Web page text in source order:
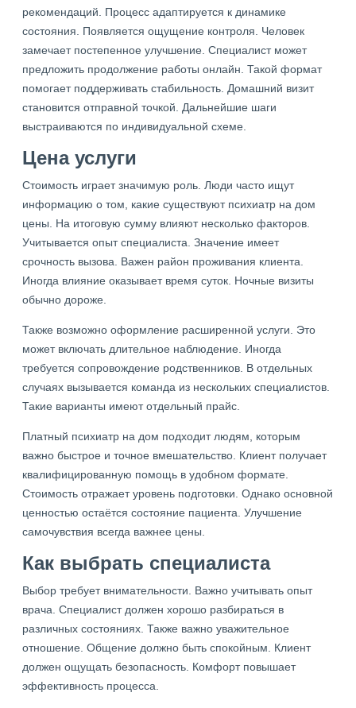
рекомендаций. Процесс адаптируется к динамике
состояния. Появляется ощущение контроля. Человек
замечает постепенное улучшение. Специалист может
предложить продолжение работы онлайн. Такой формат
помогает поддерживать стабильность. Домашний визит
становится отправной точкой. Дальнейшие шаги
выстраиваются по индивидуальной схеме.
Цена услуги
Стоимость играет значимую роль. Люди часто ищут
информацию о том, какие существуют психиатр на дом
цены. На итоговую сумму влияют несколько факторов.
Учитывается опыт специалиста. Значение имеет
срочность вызова. Важен район проживания клиента.
Иногда влияние оказывает время суток. Ночные визиты
обычно дороже.
Также возможно оформление расширенной услуги. Это
может включать длительное наблюдение. Иногда
требуется сопровождение родственников. В отдельных
случаях вызывается команда из нескольких специалистов.
Такие варианты имеют отдельный прайс.
Платный психиатр на дом подходит людям, которым
важно быстрое и точное вмешательство. Клиент получает
квалифицированную помощь в удобном формате.
Стоимость отражает уровень подготовки. Однако основной
ценностью остаётся состояние пациента. Улучшение
самочувствия всегда важнее цены.
Как выбрать специалиста
Выбор требует внимательности. Важно учитывать опыт
врача. Специалист должен хорошо разбираться в
различных состояниях. Также важно уважительное
отношение. Общение должно быть спокойным. Клиент
должен ощущать безопасность. Комфорт повышает
эффективность процесса.